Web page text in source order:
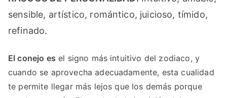
sensible, artístico, romántico, juicioso, tímido,
refinado.
El conejo es el signo más intuitivo del zodiaco, y
cuando se aprovecha adecuadamente, esta cualidad
te permite llegar más lejos que los demás porque